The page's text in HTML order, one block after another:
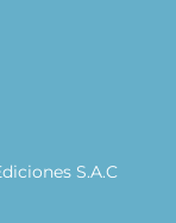
S.A.C